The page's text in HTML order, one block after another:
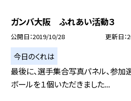
ガンバ大阪 ふれあい活動３
公開日 2019/10/28 更新日
今日のくれは
最後に、選手集合写真パネル、参加
ボールを１個いただきました...